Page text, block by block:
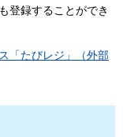
登録することができ
「たびレジ」（外部